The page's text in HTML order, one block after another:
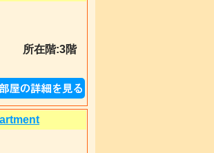
所在階:3階